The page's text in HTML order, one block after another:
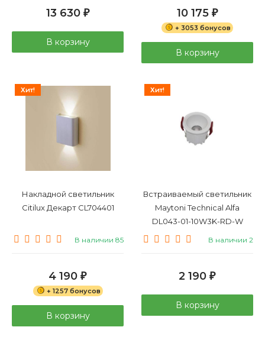
13 630 ₽
В корзину
10 175 ₽
+ 3053 бонусов
В корзину
Хит!
Накладной светильник
Citilux Декарт CL704401
В наличии 85
4 190 ₽
+ 1257 бонусов
В корзину
Хит!
Встраиваемый светильник
Maytoni Technical Alfa
DL043-01-10W3K-RD-W
В наличии 2
2 190 ₽
В корзину